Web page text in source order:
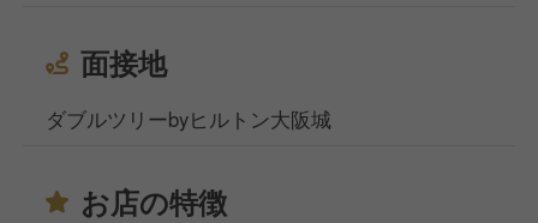
面接地
ダブルツリーbyヒルトン大阪城
お店の特徴